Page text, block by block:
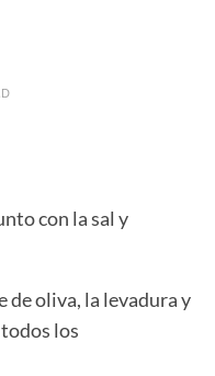
con la sal y
de oliva, la levadura y
los